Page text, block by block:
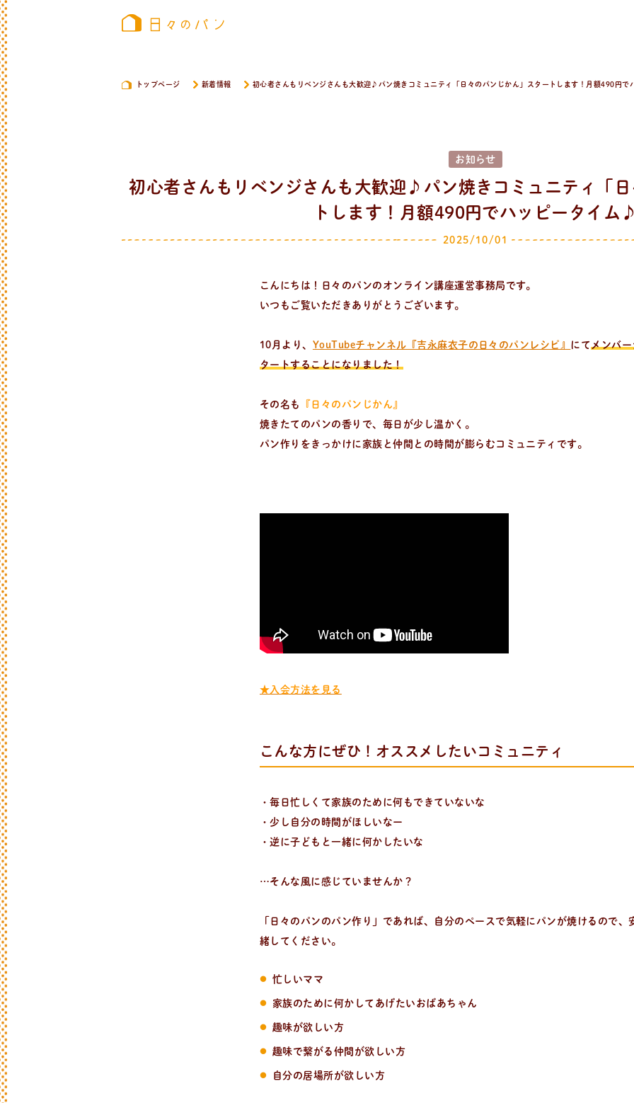
日々のパンの活動状況やイベント、コラムをいち早くお届け中！
トップページ 新着情報 初心者さんもリベンジさんも大歓迎♪パン焼きコミュニティ「日々のパンじかん」スタートします！月額490円
お知らせ
初心者さんもリベンジさんも大歓迎♪パン焼きコミュニティ「
トします！月額490円でハッピータイム
2025/10/01
こんにちは！日々のパンのオンライン講座運営事務局です。
いつもご覧いただきありがとうございます。
10月より、 YouTubeチャンネル『吉永麻衣子の日々のパンレシピ』 にてメンバ
タートすることになりました！
その名も
『日々のパンじかん』
焼きたてのパンの香りで、毎日が少し温かく。
パン作りをきっかけに家族と仲間との時間が膨らむコミュニティです。
★入会方法を見る
こんな方にぜひ！オススメしたいコミュニティ
・毎日忙しくて家族のために何もできていないな
・少し自分の時間がほしいなー
・逆に子どもと一緒に何かしたいな
…そんな風に感じていませんか？
「日々のパンのパン作り」であれば、自分のペースで気軽にパンが焼けるので、
緒してください。
忙しいママ
家族のために何かしてあげたいおばあちゃん
趣味が欲しい方
趣味で繋がる仲間が欲しい方
自分の居場所が欲しい方